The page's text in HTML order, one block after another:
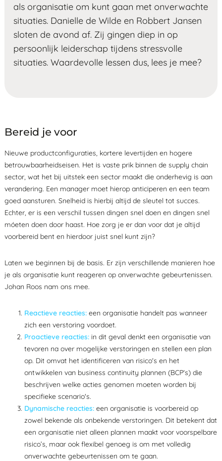
als organisatie om kunt gaan met onverwachte
situaties. Danielle de Wilde en Robbert Jansen
sloten de avond af. Zij gingen diep in op
persoonlijk leiderschap tijdens stressvolle
situaties. Waardevolle lessen dus, lees je mee?
Bereid je voor
Nieuwe productconfiguraties, kortere levertijden en hogere
betrouwbaarheidseisen. Het is vaste prik binnen de supply chain
sector, wat het bij uitstek een sector maakt die onderhevig is aan
verandering. Een manager moet hierop anticiperen en een team
goed aansturen. Snelheid is hierbij altijd de sleutel tot succes.
Echter, er is een verschil tussen dingen snel doen en dingen snel
móeten doen door haast. Hoe zorg je er dan voor dat je altijd
voorbereid bent en hierdoor juist snel kunt zijn?
Laten we beginnen bij de basis. Er zijn verschillende manieren hoe
je als organisatie kunt reageren op onverwachte gebeurtenissen.
Johan Roos nam ons mee.
Reactieve reacties: een organisatie handelt pas wanneer
zich een verstoring voordoet.
Proactieve reacties: in dit geval denkt een organisatie van
tevoren na over mogelijke verstoringen en stellen een plan
op. Dit omvat het identificeren van risico's en het
ontwikkelen van business continuity plannen (BCP's) die
beschrijven welke acties genomen moeten worden bij
specifieke scenario's.
Dynamische reacties: een organisatie is voorbereid op
zowel bekende als onbekende verstoringen. Dit betekent dat
een organisatie niet alleen plannen maakt voor voorspelbare
risico’s, maar ook flexibel genoeg is om met volledig
onverwachte gebeurtenissen om te gaan.